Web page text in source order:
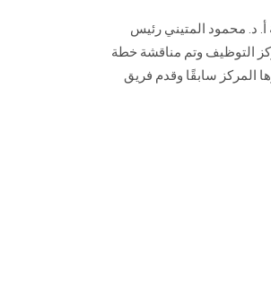
د. محمود المتيني رئيس
التوظيف وتم مناقشة خطة
المركز سابقًا وقدم فريق